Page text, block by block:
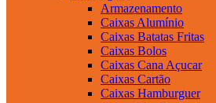
Armazenamento
Caixas Alumínio
Caixas Batatas Fritas
Caixas Bolos
Caixas Cana Açucar
Caixas Cartão
Caixas Hamburguer